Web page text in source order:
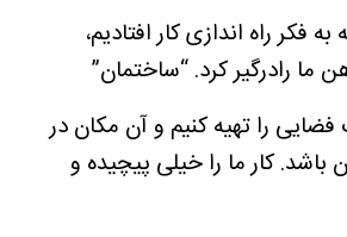
فکر راه اندازی کار افتادیم،
ما رادرگیر کرد. “ساختمان”
را تهیه کنیم و آن مکان در
باشد. کار ما را خیلی پیچیده و